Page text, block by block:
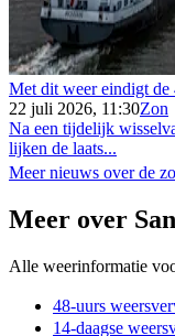
Met dit weer eindigt de
22 juli 2026, 11:30Zon
Na een tijdelijk
lijken de laats...
Meer nieuws over de
Meer over
Alle weerinformatie
48-uurs
14-daagse